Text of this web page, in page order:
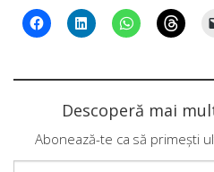
Descoperă mai
Abonează-te ca să primești
Tastează emailul tău...